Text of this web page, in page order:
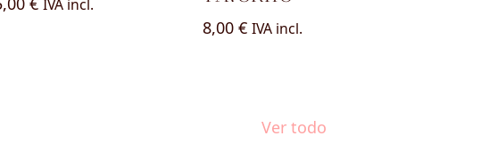
IVA incl.
8,00€ IVA incl.
Ver todo